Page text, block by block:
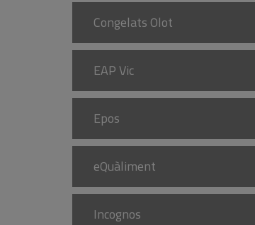
Congelats Olot
EAP Vic
Epos
eQuàliment
Incognos